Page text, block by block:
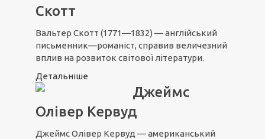
Скотт
Вальтер Скотт (1771—1832) — англійський
письменник—романіст, справив величезний
вплив на розвиток світової літератури.
Детальніше
Джеймс
Олівер Кервуд
Джеймс Олівер Кервуд — американський